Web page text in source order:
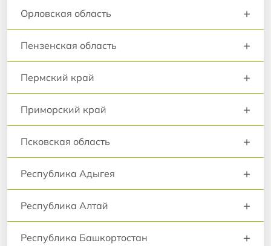
Орловская область +
Пензенская область +
Пермский край +
Приморский край +
Псковская область +
Республика Адыгея +
Республика Алтай +
Республика Башкортостан +